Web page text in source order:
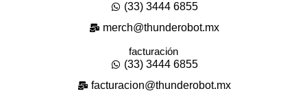
(33) 3444 6855
merch@thunderobot.mx
facturación
(33) 3444 6855
facturacion@thunderobot.mx